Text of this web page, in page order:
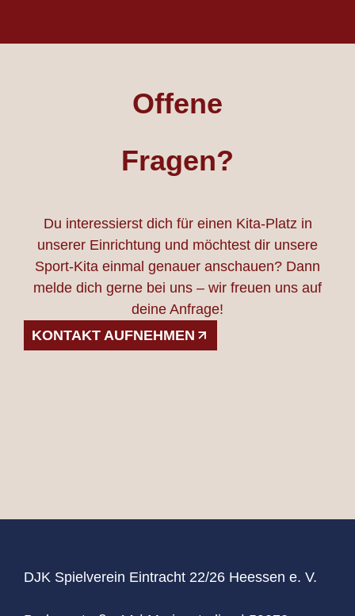
Offene
Fragen?
Du interessierst dich für einen Kita-Platz in
unserer Einrichtung und möchtest dir unsere
Sport-Kita einmal genauer anschauen? Dann
melde dich gerne bei uns – wir freuen uns auf
deine Anfrage!
KONTAKT AUFNEHMEN
DJK Spielverein Eintracht 22/26 Heessen e. V.